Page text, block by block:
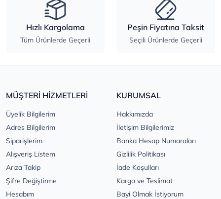
Hızlı Kargolama
Tüm Ürünlerde Geçerli
Peşin Fiyatına Taksit
Seçili Ürünlerde Geçerli
MÜŞTERİ HİZMETLERİ
Üyelik Bilgilerim
Adres Bilgilerim
Siparişlerim
Alışveriş Listem
Arıza Takip
Şifre Değiştirme
Hesabım
KURUMSAL
Hakkımızda
İletişim Bilgilerimiz
Banka Hesap Numaraları
Gizlilik Politikası
İade Koşulları
Kargo ve Teslimat
Bayi Olmak İstiyorum